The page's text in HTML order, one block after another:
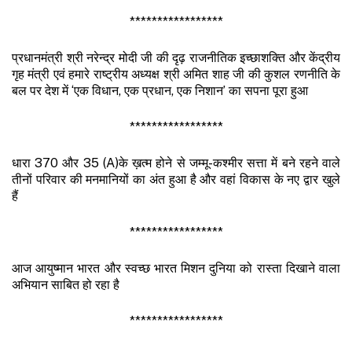
*****************
प्रधानमंत्री श्री नरेन्द्र मोदी जी की दृढ़ राजनीतिक इच्छाशक्ति और केंद्रीय
गृह मंत्री एवं हमारे राष्ट्रीय अध्यक्ष श्री अमित शाह जी की कुशल रणनीति के
बल पर देश में ‘एक विधान, एक प्रधान, एक निशान’ का सपना पूरा हुआ
*****************
धारा 370 और 35 (A)के ख़त्म होने से जम्मू-कश्मीर सत्ता में बने रहने वाले
तीनों परिवार की मनमानियों का अंत हुआ है और वहां विकास के नए द्वार खुले
हैं
*****************
आज आयुष्मान भारत और स्वच्छ भारत मिशन दुनिया को रास्ता दिखाने वाला
अभियान साबित हो रहा है
*****************